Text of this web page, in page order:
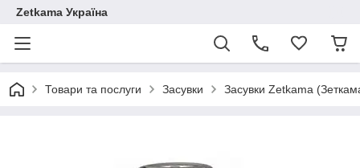
Zetkama Україна
Товари та послуги Засувки Засувки Zetkama